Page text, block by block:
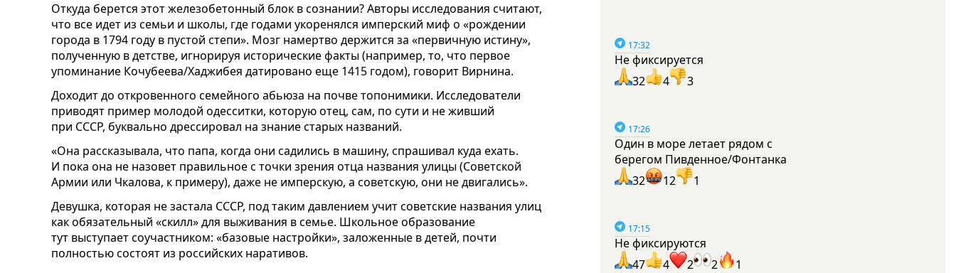
Откуда берется этот железобетонный блок в сознании? Авторы исследования считают,
что все идет из семьи и школы, где годами укоренялся имперский миф о «рождении
города в 1794 году в пустой степи». Мозг намертво держится за «первичную истину»,
полученную в детстве, игнорируя исторические факты (например, то, что первое
упоминание Кочубеева/Хаджибея датировано еще 1415 годом), говорит Вирнина.
Доходит до откровенного семейного абьюза на почве топонимики. Исследователи
приводят пример молодой одесситки, которую отец, сам, по сути и не живший
при СССР, буквально дрессировал на знание старых названий.
«Она рассказывала, что папа, когда они садились в машину, спрашивал куда ехать.
И пока она не назовет правильное с точки зрения отца названия улицы (Советской
Армии или Чкалова, к примеру), даже не имперскую, а советскую, они не двигались».
Девушка, которая не застала СССР, под таким давлением учит советские названия улиц
как обязательный «скилл» для выживания в семье. Школьное образование
тут выступает соучастником: «базовые настройки», заложенные в детей, почти
полностью состоят из российских наративов.
17:32
Не фиксируется
32
4 3
17:26
Один в море летает рядом с
берегом Пивденное/Фонтанка
32
12 1
17:15
Не фиксируются
47
4 2 2 1